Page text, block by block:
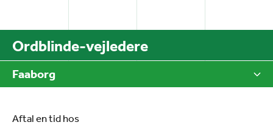
Ordblinde-vejledere
Faaborg
Aftal en tid hos